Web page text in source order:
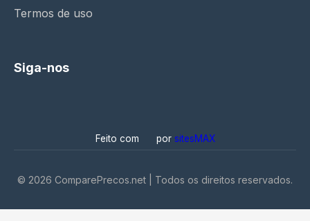
Termos de uso
Siga-nos
Feito com por sitesMAX
© 2026 ComparePrecos.net | Todos os direitos reservados.